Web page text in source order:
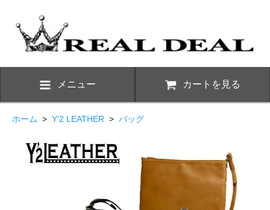
メニュー カートを見る
ホーム > Y'2 LEATHER > バッグ